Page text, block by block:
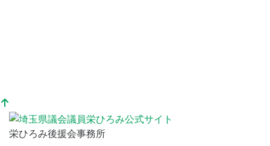
栄ひろみ後援会事務所